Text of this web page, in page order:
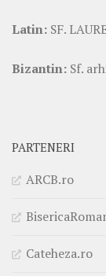
Latin: SF.
Bizantin: Sf.
PARTENERI
ARCB.ro
Cateheza.ro